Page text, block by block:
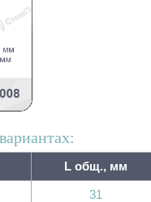
L общ., мм
31